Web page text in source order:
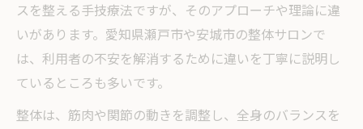
スを整える手技療法ですが、そのアプローチや理論に違
いがあります。愛知県瀬戸市や安城市の整体サロンで
は、利用者の不安を解消するために違いを丁寧に説明し
ているところも多いです。
整体は、筋肉や関節の動きを調整し、全身のバランスを